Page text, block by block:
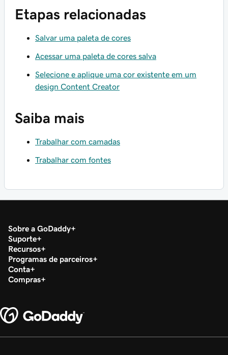
Etapas relacionadas
Salvar uma paleta de cores
Acessar uma paleta de cores salva
Selecione e aplique uma cor existente em um
design Content Creator
Saiba mais
Trabalhar com camadas
Trabalhar com fontes
Sobre a GoDaddy
Suporte
Recursos
Programas de parceiros
Conta
Compras